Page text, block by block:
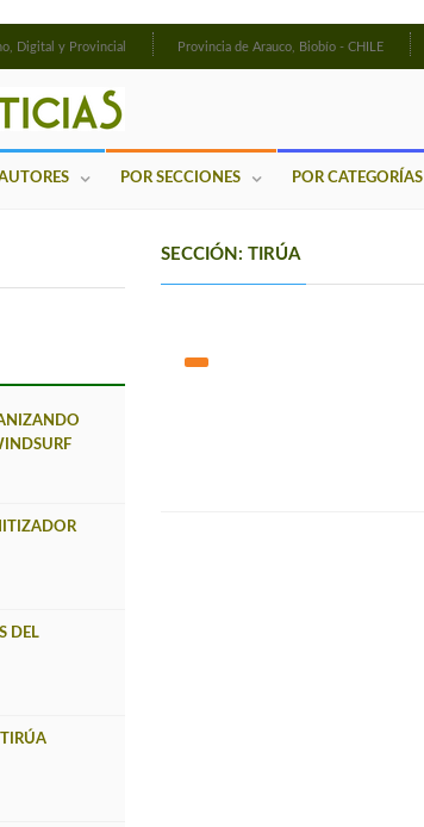
Digital y Provincial Provincia de Arauco, Biobío - CHILE
POR SECCIONES POR CATEGORÍAS
DEL
SECCIÓN: TIRÚA